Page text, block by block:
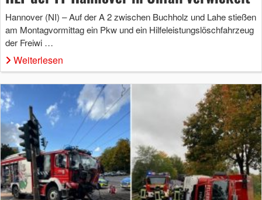
Hannover (NI) – Auf der A 2 zwischen Buchholz und Lahe stießen
am Montagvormittag ein Pkw und ein Hilfeleistungslöschfahrzeug
der Freiwi …
Weiterlesen